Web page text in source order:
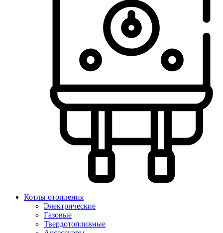
Котлы отопления
Электрические
Газовые
Твердотопливные